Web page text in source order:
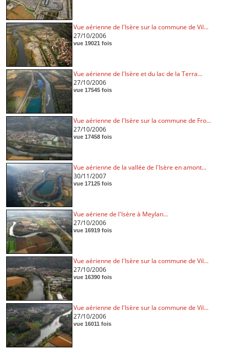
Vue aérienne de l'Isère sur la commune de Vil...
27/10/2006
vue 19021 fois
Vue aérienne de l'Isère et du lac de la Terra...
27/10/2006
vue 17545 fois
Vue aérienne de l'Isère sur la commune de Fro...
27/10/2006
vue 17458 fois
Vue aérienne de la vallée de l'Isère en amont...
30/11/2007
vue 17125 fois
Vue aériene de l'Isère à Meylan...
27/10/2006
vue 16919 fois
Vue aérienne de l'Isère sur la commune de Vil...
27/10/2006
vue 16390 fois
Vue aérienne de l'Isère sur la commune de Vil...
27/10/2006
vue 16011 fois